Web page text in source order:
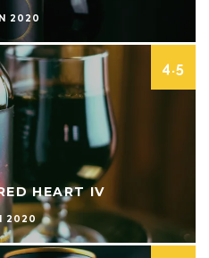
2020
4.5
HEART IV
2020